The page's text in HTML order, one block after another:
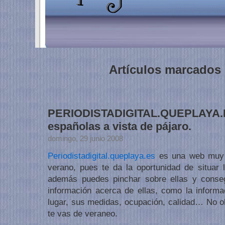
Artículos marcados
españolas a vista de pájaro.
domingo, 29 junio 2008
Periodistadigital.queplaya.es es una web
verano, pues te da la oportunidad de
además puedes pinchar sobre ellas y
información acerca de ellas, como la
lugar, sus medidas, ocupación, calidad… No
te vas de veraneo.